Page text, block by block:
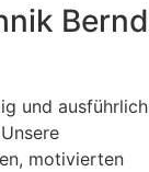
Bernd
und ausführlich
motivierten